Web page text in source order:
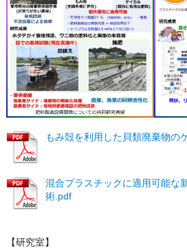
もみ殻を利用した貝類廃棄物の
混合プラスチックに適用可能な
術.pdf
【研究室】